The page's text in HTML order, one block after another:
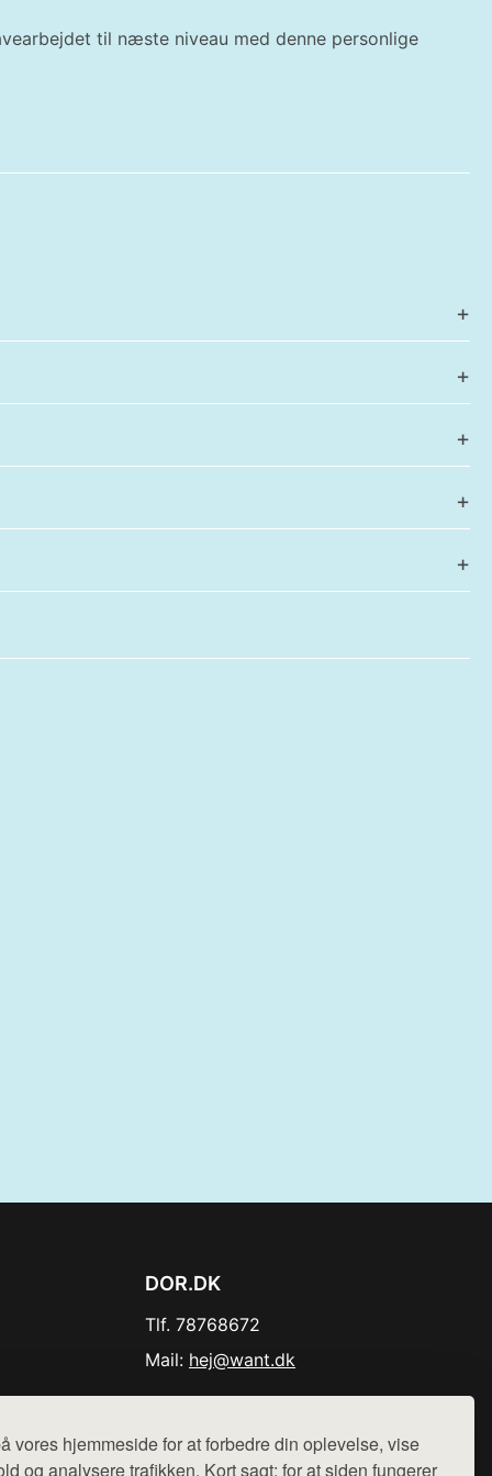
vores hjemmeside for at forbedre din oplevelse, vise
og analysere trafikken. Kort sagt: for at siden fungerer
til næste niveau med denne personlige
DOR.DK
Tlf. 78768672
Mail: hej@want.dk